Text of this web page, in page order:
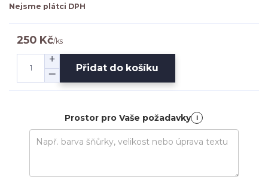
Nejsme plátci DPH
250 Kč/ks
Přidat do košíku
Prostor pro Vaše požadavky i